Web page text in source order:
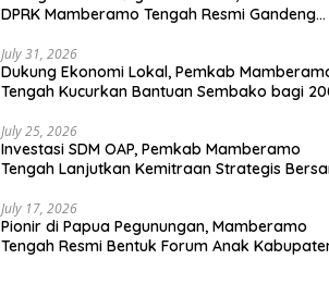
DPRK Mamberamo Tengah Resmi Gandeng
July 31, 2026
Dukung Ekonomi Lokal, Pemkab
Tengah Kucurkan Bantuan Sembako bagi
July 25, 2026
Investasi SDM OAP, Pemkab Mamberamo
Tengah Lanjutkan Kemitraan Strategis
July 17, 2026
Pionir di Papua Pegunungan, Mamberamo
Tengah Resmi Bentuk Forum Anak